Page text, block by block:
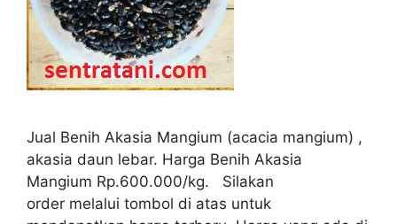
Jual Benih Akasia Mangium (acacia mangium) ,
akasia daun lebar. Harga Benih Akasia
Mangium Rp.600.000/kg. Silakan
order melalui tombol di atas untuk